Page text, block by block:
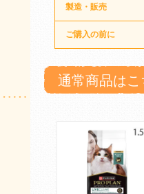
製造・販売
ご購入の前に
通常商品はこ